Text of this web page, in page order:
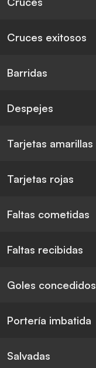
Cruces exitosos
Barridas
Despejes
Tarjetas amarillas
Tarjetas rojas
Faltas cometidas
Faltas recibidas
Goles concedidos
Portería imbatida
Salvadas